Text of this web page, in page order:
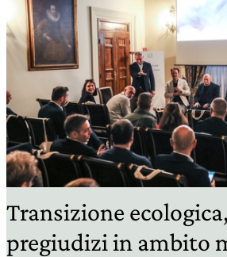
Transizione
pregiudizi in ambito